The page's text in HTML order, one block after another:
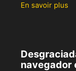
En savoir plus
navegador